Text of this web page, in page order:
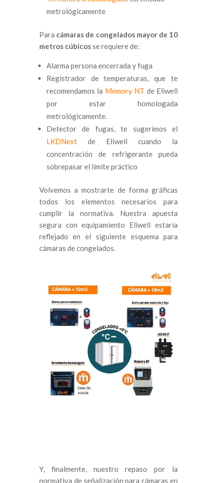
metrológicamente
Para cámaras de congelados mayor de 10
metros cúbicosse requiere de:
Alarma persona encerrada y fuga
Registrador de temperaturas, que te
recomendamos la Memory NT de Eliwell
por estar homologada
metrológicamente.
Detector de fugas, te sugerimos el
LKDNextde Eliwell cuando la
concentración de refrigerante pueda
sobrepasar el límite práctico
Volvemos a mostrarte de forma gráficas
todos los elementos necesarios para
cumplir la normativa. Nuestra apuesta
segura con equipamiento Eliwell estaría
reflejado en el siguiente esquema para
cámaras de congelados.
Y, finalmente, nuestro repaso por la
normativa de señalización para cámaras en